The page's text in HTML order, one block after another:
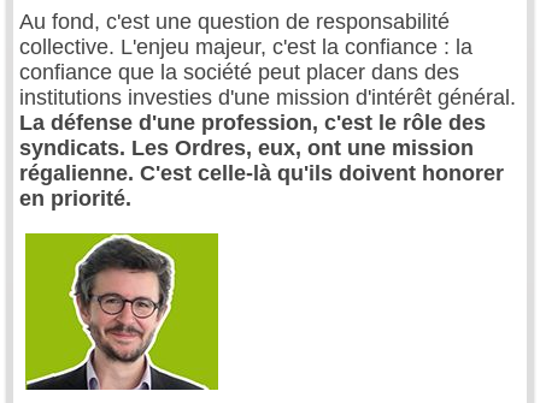
Au fond, c'est une question de responsabilité
collective. L'enjeu majeur, c'est la confiance : la
confiance que la société peut placer dans des
institutions investies d'une mission d'intérêt général.
La défense d'une profession, c'est le rôle des
syndicats. Les Ordres, eux, ont une mission
régalienne. C'est celle-là qu'ils doivent honorer
en priorité.